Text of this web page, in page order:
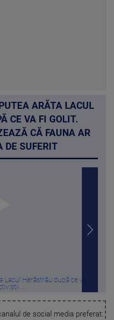
ARĂTA LACUL
CE VA FI GOLIT.
CĂ FAUNA AR
DE SUFERIT
Lacul Herăstrău după ce va fi
...
de social media preferat: